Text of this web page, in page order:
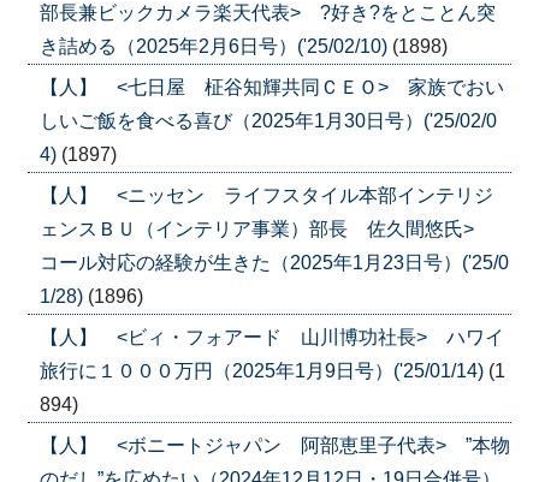
部長兼ビックカメラ楽天代表> ?好き?をとことん突
き詰める（2025年2月6日号）('25/02/10) (1898)
【人】 <七日屋 柾谷知輝共同ＣＥＯ> 家族でおい
しいご飯を食べる喜び（2025年1月30日号）('25/02/0
4) (1897)
【人】 <ニッセン ライフスタイル本部インテリジ
ェンスＢＵ（インテリア事業）部長 佐久間悠氏>
コール対応の経験が生きた（2025年1月23日号）('25/0
1/28) (1896)
【人】 <ビィ・フォアード 山川博功社長> ハワイ
旅行に１０００万円（2025年1月9日号）('25/01/14) (1
894)
【人】 <ボニートジャパン 阿部恵里子代表> ”本物